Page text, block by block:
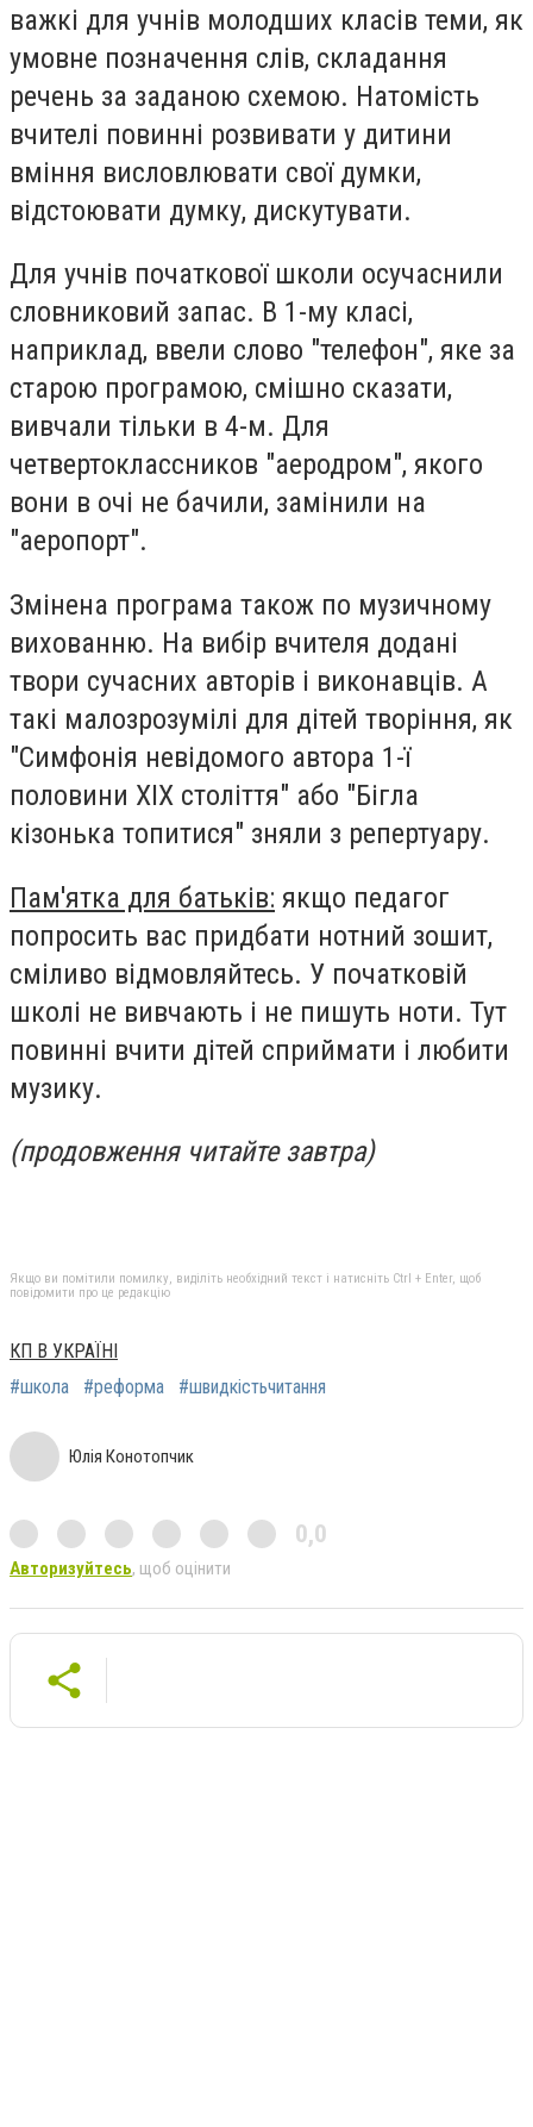
важкі для учнів молодших класів теми, як
умовне позначення слів, складання
речень за заданою схемою. Натомість
вчителі повинні розвивати у дитини
вміння висловлювати свої думки,
відстоювати думку, дискутувати.
Для учнів початкової школи осучаснили
словниковий запас. В 1-му класі,
наприклад, ввели слово "телефон", яке за
старою програмою, смішно сказати,
вивчали тільки в 4-м. Для
четвертоклассников "аеродром", якого
вони в очі не бачили, замінили на
"аеропорт".
Змінена програма також по музичному
вихованню. На вибір вчителя додані
твори сучасних авторів і виконавців. А
такі малозрозумілі для дітей творіння, як
"Симфонія невідомого автора 1-ї
половини XIX століття" або "Бігла
кізонька топитися" зняли з репертуару.
Пам'ятка для батьків: якщо педагог
попросить вас придбати нотний зошит,
сміливо відмовляйтесь. У початковій
школі не вивчають і не пишуть ноти. Тут
повинні вчити дітей сприймати і любити
музику.
(продовження читайте завтра)
Якщо ви помітили помилку, виділіть необхідний текст і натисніть Ctrl + Enter, щоб
повідомити про це редакцію
КП В УКРАЇНІ
#школа
#реформа #швидкістьчитання
Юлія Конотопчик
0,0
Авторизуйтесь, щоб оцінити